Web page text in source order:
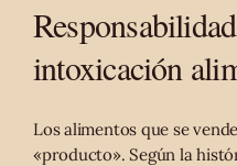
intoxicación
Los alimentos que se
«producto». Según la